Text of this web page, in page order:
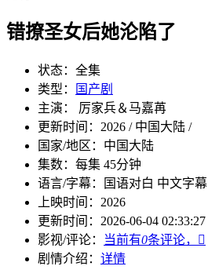
错撩圣女后她沦陷了
状态： 全集
类型：
国产剧
主演： 厉家兵＆马嘉苒
更新时间： 2026 / 中国大陆 /
国家/地区： 中国大陆
集数： 每集 45分钟
语言/字幕：
国语对白 中文字幕
上映时间： 2026
更新时间： 2026-06-04 02:33:27
影视/评论：
当前有0条评论，

剧情介绍： 详情